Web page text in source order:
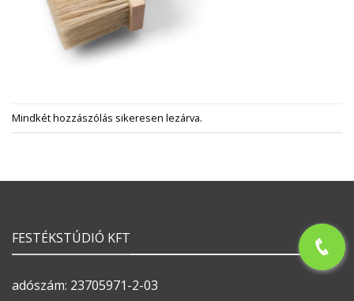
Mindkét hozzászólás sikeresen lezárva.
FESTÉKSTÚDIÓ KFT
adószám: 23705971-2-03